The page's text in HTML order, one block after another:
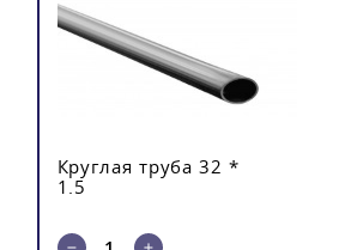
Круглая труба 32 *
1.5